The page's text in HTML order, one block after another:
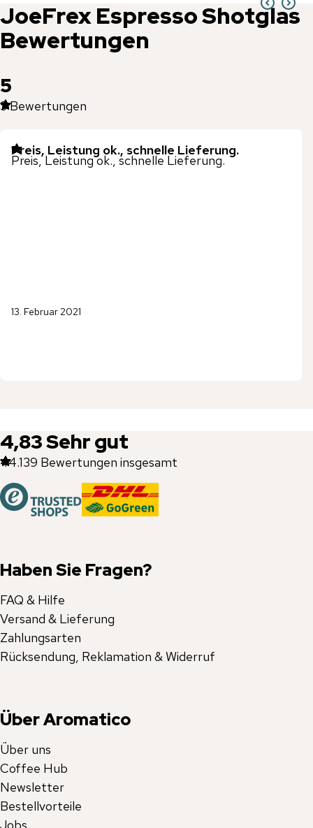
JoeFrexEspresso Shotglas
Bewertungen
5
3Bewertungen
Preis, Leistung ok., schnelle Lieferung.
Preis, Leistung ok., schnelle Lieferung.
13. Februar 2021
4,83Sehr gut
44.139 Bewertungen insgesamt
Haben Sie Fragen?
FAQ & Hilfe
Versand & Lieferung
Zahlungsarten
Rücksendung, Reklamation & Widerruf
Über Aromatico
Über uns
Coffee Hub
Newsletter
Bestellvorteile